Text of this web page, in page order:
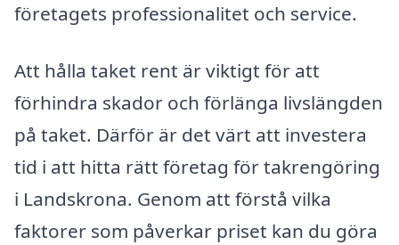
företagets professionalitet och service.
Att hålla taket rent är viktigt för att
förhindra skador och förlänga livslängden
på taket. Därför är det värt att investera
tid i att hitta rätt företag för takrengöring
i Landskrona. Genom att förstå vilka
faktorer som påverkar priset kan du göra